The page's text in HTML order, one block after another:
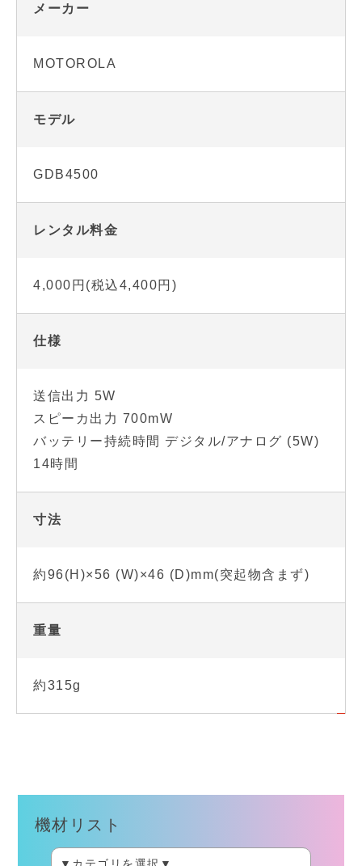
メーカー
MOTOROLA
モデル
GDB4500
レンタル料金
4,000円(税込4,400円)
仕様
送信出力 5W
スピーカ出力 700mW
バッテリー持続時間 デジタル/アナログ (5W)
14時間
寸法
約96(H)×56 (W)×46 (D)mm(突起物含まず)
重量
約315g
機材リスト